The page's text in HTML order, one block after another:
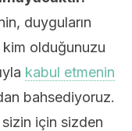
duyguların
olduğunuzu
kabul etmenin
bahsediyoruz.
sizin için sizden